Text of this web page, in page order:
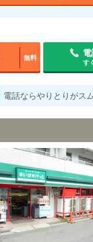
無料
す
電話ならやりとりがス